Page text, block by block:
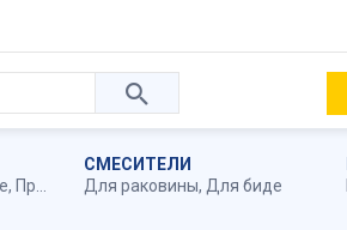
, Приставные
СМЕСИТЕЛИ
Для раковины, Для биде